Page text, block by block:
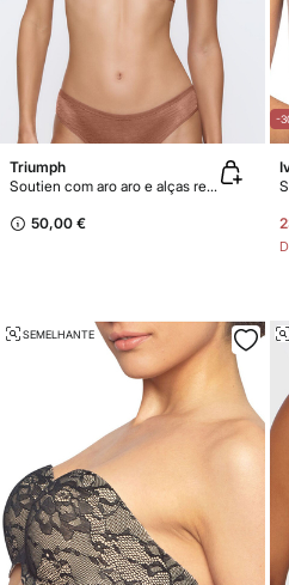
Triumph
Soutien com aro aro e alças removíveis
50,00 €
-
SEMELHANTE